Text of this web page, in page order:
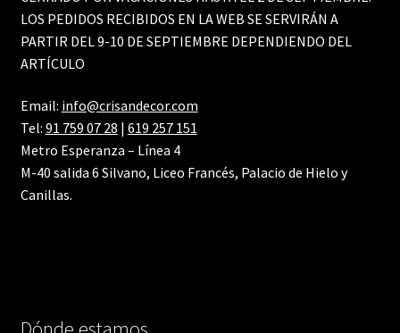
LOS PEDIDOS RECIBIDOS EN LA WEB SE SERVIRÁN A
PARTIR DEL 9-10 DE SEPTIEMBRE DEPENDIENDO DEL
ARTÍCULO
Email: info@crisandecor.com
Tel: 91 759 07 28 | 619 257 151
Metro Esperanza – Línea 4
M-40 salida 6 Silvano, Liceo Francés, Palacio de Hielo y
Canillas.